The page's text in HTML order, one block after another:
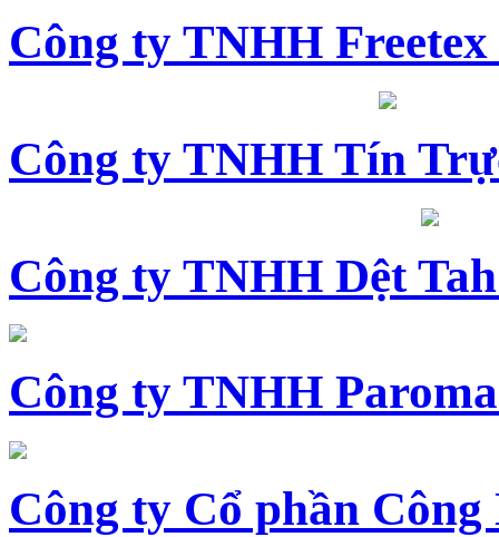
Công ty TNHH
Công ty TNHH Tín
Công ty TNHH Dệt
Công ty TNHH
Công ty Cổ phần Công